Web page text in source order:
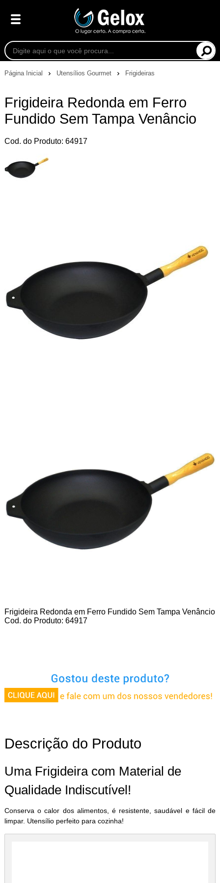
Página Inicial Utensílios Gourmet Frigideiras
Frigideira Redonda em Ferro
Fundido Sem Tampa Venâncio
Cod. do Produto: 64917
Frigideira Redonda em Ferro Fundido Sem Tampa Venâncio
Cod. do Produto: 64917
Descrição do Produto
Uma Frigideira com Material de
Qualidade Indiscutível!
Conserva o calor dos alimentos, é resistente, saudável e fácil de
limpar. Utensílio perfeito para cozinha!